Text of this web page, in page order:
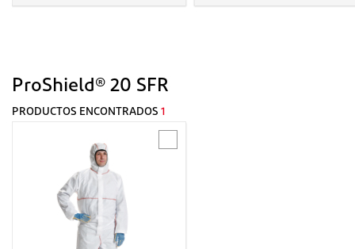
ProShield® 20 SFR
PRODUCTOS ENCONTRADOS 1